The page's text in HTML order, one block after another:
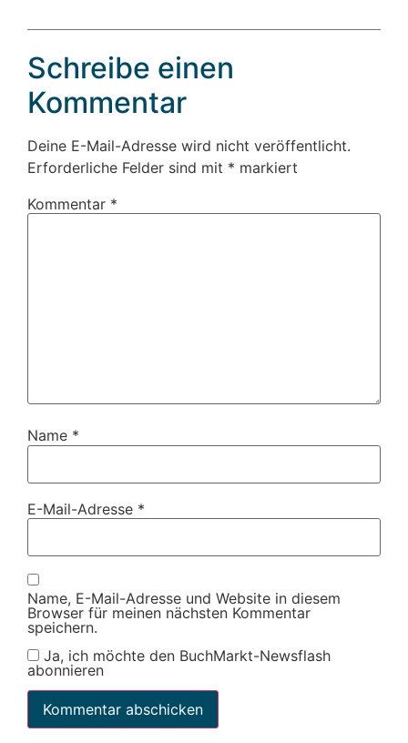
Schreibe einen
Kommentar
Deine E-Mail-Adresse wird nicht veröffentlicht.
Erforderliche Felder sind mit * markiert
Kommentar *
Name *
E-Mail-Adresse *
Name, E-Mail-Adresse und Website in diesem
Browser für meinen nächsten Kommentar
speichern.
Ja, ich möchte den BuchMarkt-Newsflash
abonnieren